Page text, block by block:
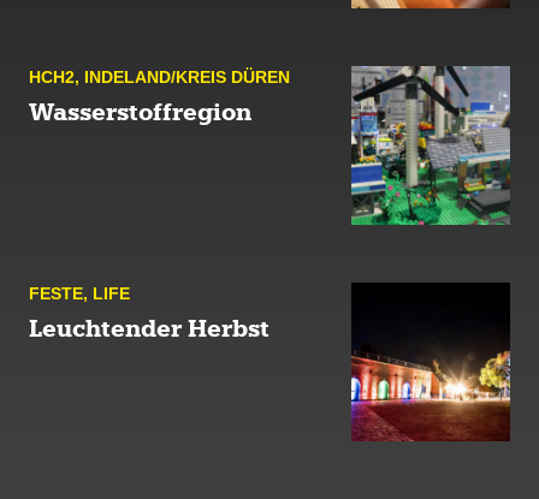
HCH2, INDE­LAND/KREIS DÜREN
Wasserstoffregion
FESTE, LIFE
Leuchtender Herbst